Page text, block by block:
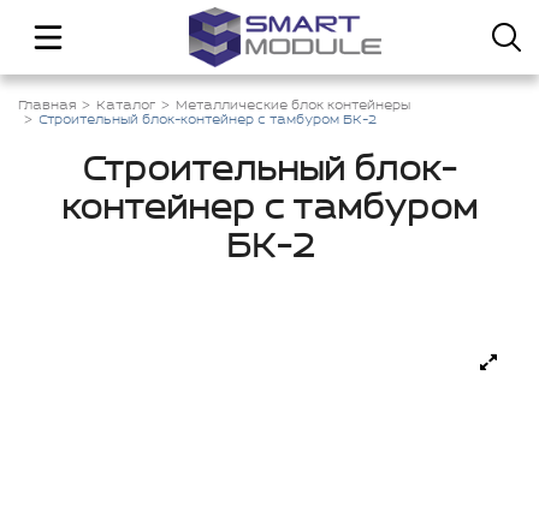
Главная Каталог
Металлические блок контейнеры
Строительный блок-контейнер с тамбуром БК-2
Строительный блок-
контейнер с тамбуром
БК-2